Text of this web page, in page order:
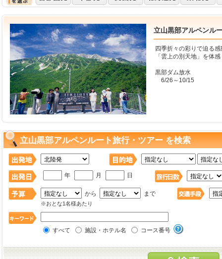
立山黒部アルペンル
四季折々の彩りで迫る
「雲上の別天地」を体感
黒部ダム放水
6/26～10/15
立山黒部アルペンルート旅行・ツアー を検索
年 月 日
から まで
※おとな1名様あたり
すべて 施設・ホテル名 コース番号